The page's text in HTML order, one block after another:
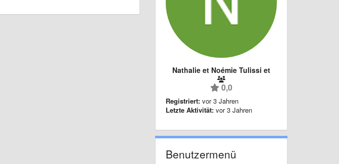
Nathalie et Noémie Tulissi et
0,0
Registriert: vor 3 Jahren
Letzte Aktivität: vor 3 Jahren
Benutzermenü